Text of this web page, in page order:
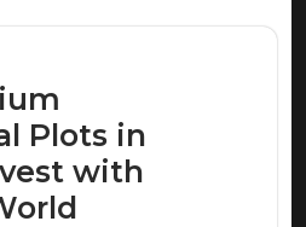
Plots in
with